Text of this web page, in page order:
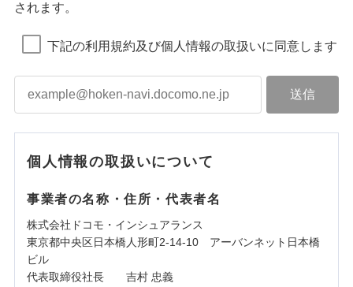
されます。
下記の利用規約及び個人情報の取扱いに同意します
個人情報の取扱いについて
事業者の名称・住所・代表者名
株式会社ドコモ・インシュアランス
東京都中央区日本橋人形町2-14-10 アーバンネット日本橋
ビル
代表取締役社長 吉村 忠義